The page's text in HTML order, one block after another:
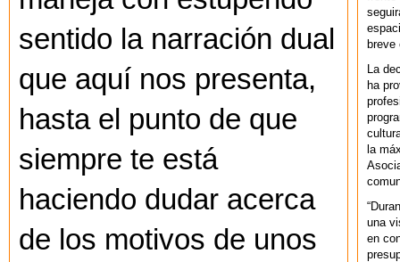
sentido la narración dual
que aquí nos presenta,
hasta el punto de que
siempre te está
haciendo dudar acerca
de los motivos de unos
breve
La
ha
la
una
en